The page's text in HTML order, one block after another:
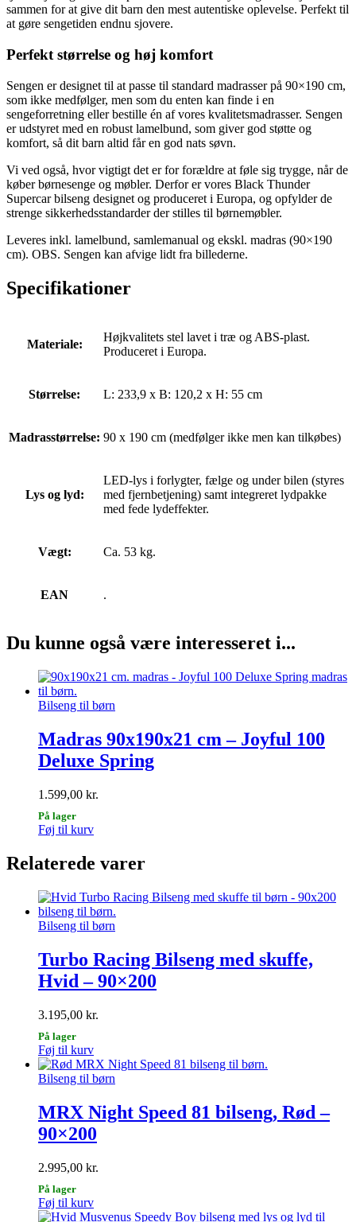
sammen for at give dit barn den mest autentiske oplevelse. Perfekt til
at gøre sengetiden endnu sjovere.
Perfekt størrelse og høj komfort
Sengen er designet til at passe til standard madrasser på 90×190 cm,
som ikke medfølger, men som du enten kan finde i en
sengeforretning eller bestille én af vores kvalitetsmadrasser. Sengen
er udstyret med en robust lamelbund, som giver god støtte og
komfort, så dit barn altid får en god nats søvn.
Vi ved også, hvor vigtigt det er for forældre at føle sig trygge, når de
køber børnesenge og møbler. Derfor er vores Black Thunder
Supercar bilseng designet og produceret i Europa, og opfylder de
strenge sikkerhedsstandarder der stilles til børnemøbler.
Leveres inkl. lamelbund, samlemanual og ekskl. madras (90×190
cm). OBS. Sengen kan afvige lidt fra billederne.
Specifikationer
Materiale:
Højkvalitets stel lavet i træ og ABS-plast.
Produceret i Europa.
Størrelse: L: 233,9 x B: 120,2 x H: 55 cm
Madrasstørrelse: 90 x 190 cm (medfølger ikke men kan tilkøbes)
Lys og lyd:
LED-lys i forlygter, fælge og under bilen (styres
med fjernbetjening) samt integreret lydpakke
med fede lydeffekter.
Vægt: Ca. 53 kg.
EAN .
Du kunne også være interesseret i...
Bilseng til børn
Madras 90x190x21 cm – Joyful 100
Deluxe Spring
1.599,00 kr.
På lager
Føj til kurv
Relaterede varer
Bilseng til børn
Turbo Racing Bilseng med skuffe,
Hvid – 90×200
3.195,00 kr.
På lager
Føj til kurv
Bilseng til børn
MRX Night Speed 81 bilseng, Rød –
90×200
2.995,00 kr.
På lager
Føj til kurv